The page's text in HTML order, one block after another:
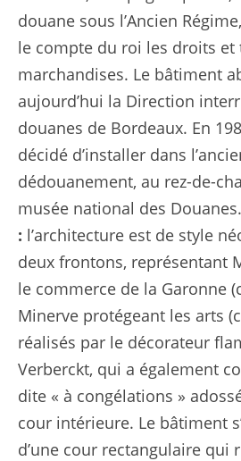
douane sous l’Ancien
le compte du roi les droits et
marchandises. Le bâtiment
aujourd’hui la Direction
douanes de Bordeaux. En
décidé d’installer dans
dédouanement, au rez-de-
musée national des Douanes.
: l’architecture est de style
deux frontons, représentant
le commerce de la Garonne
Minerve protégeant les arts
réalisés par le décorateur
Verberckt, qui a également
dite « à congélations »
cour intérieure. Le bâtiment
d’une cour rectangulaire qui